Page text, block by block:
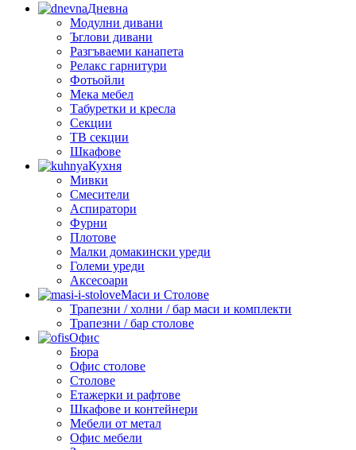
Дневна
Модулни дивани
Ъглови дивани
Разгъваеми канапета
Релакс гарнитури
Фотьойли
Мека мебел
Табуретки и кресла
Секции
ТВ секции
Шкафове
Кухня
Мивки
Смесители
Аспиратори
Фурни
Плотове
Малки домакински уреди
Големи уреди
Аксесоари
Маси и Столове
Трапезни / холни / бар маси и комплекти
Трапезни / бар столове
Офис
Бюра
Офис столове
Столове
Етажерки и рафтове
Шкафове и контейнери
Мебели от метал
Офис мебели